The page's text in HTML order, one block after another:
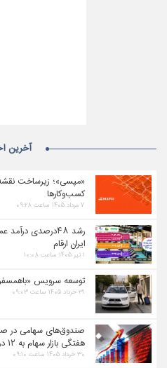
آخرین
«مپسی»؛ زیرساخت
کسب‌وکارها
۷ مرداد ۱۴۰۵ ساعت ۰۹:۲۸
رشد ۴۸درصدی
ایران ارقام
۱ تیر ۱۴۰۵ ساعت ۱۰:۰۸
توسعه سرویس
۳۱ خرداد ۱۴۰۵ ساعت ۰۹:۰۳
صندوق‌های سهامی در
هفتگی بازار سهام به ۱۲ درصد رسید
۳۰ خرداد ۱۴۰۵ ساعت ۰۹:۱۰